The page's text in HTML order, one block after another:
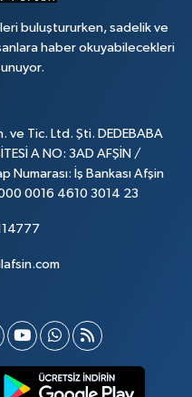
buluştururken, sadelik ve
haber okuyabilecekleri
ve Tic. Ltd. Şti. DEDEBABA
A NO: 3AD AFŞİN /
Numarası: İş Bankası Afşin
0016 4610 3014 23